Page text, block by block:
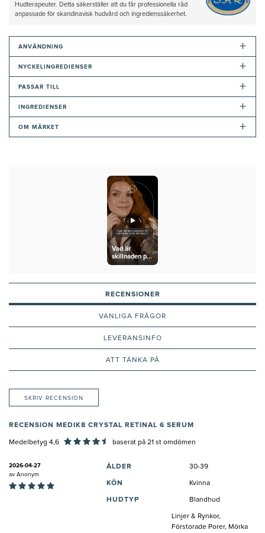
Hudterapeuter. Detta säkerställer att du får professionella råd
anpassade för skandinavisk hudvård och ingredienssäkerhet.
ANVÄNDNING +
NYCKELINGREDIENSER +
PASSAR TILL +
INGREDIENSER +
OM MÄRKET +
Vad är
skillnaden på
retinol och
RECENSIONER
VANLIGA FRÅGOR
LEVERANSINFO
ATT TÄNKA PÅ
SKRIV RECENSION
RECENSION MEDIK8 CRYSTAL RETINAL 6 SERUM
Medelbetyg 4,6 baserat på 21 st omdömen
2026-04-27
av Anonym
ÅLDER 30-39
KÖN Kvinna
HUDTYP Blandhud
Linjer & Rynkor,
Förstorade Porer, Mörka